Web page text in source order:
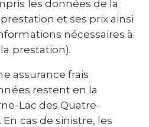
les données de la
et ses prix ainsi
nécessaires à
assurance frais
restent en la
Lac des Quatre-
cas de sinistre, les